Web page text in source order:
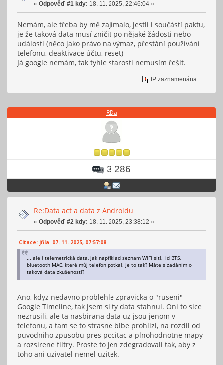
« Odpověď #1 kdy: 18. 11. 2025, 22:46:04 »
Nemám, ale třeba by mě zajímalo, jestli i součástí paktu,
je že taková data musí zničit po nějaké žádosti nebo
události (něco jako právo na výmaz, přestání používání
telefonu, deaktivace účtu, reset)
Já google nemám, tak tyhle starosti nemusím řešit.
IP zaznamenána
RDa
3 286
Re:Data act a data z Androidu
« Odpověď #2 kdy: 18. 11. 2025, 23:38:12 »
Citace: jfila 07. 11. 2025, 07:57:08
... ale i telemetrická data, jak například seznam WiFi sítí, id BTS,
bluetooth MAC, které můj telefon potkal. Je to tak? Máte s zadáním o
taková data zkušenosti?
Ano, kdyz nedavno problehle zpravicka o "ruseni"
Google Timeline, tak jsem si ty data stahnul. Oni to sice
nezrusili, ale ta nasbirana data uz jsou jenom v
telefonu, a tam se to strasne blbe prohlizi, na rozdil od
puvodniho zpusobu pres pocitac a plnohodnotne mapy
a rozsirene filtry. Proste to jen zdegradovali tak, aby z
toho ani uzivatel nemel uzitek.